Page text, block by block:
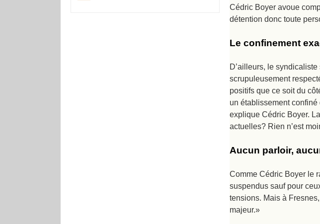
Cédric Boyer avoue
détention donc toute
Le confinement
D’ailleurs, le
scrupuleusement
positifs que ce soit du
un établissement
explique Cédric Boyer.
actuelles? Rien n’est
Aucun parloir,
Comme Cédric Boyer le
suspendus sauf pour
tensions. Mais à
majeur.»